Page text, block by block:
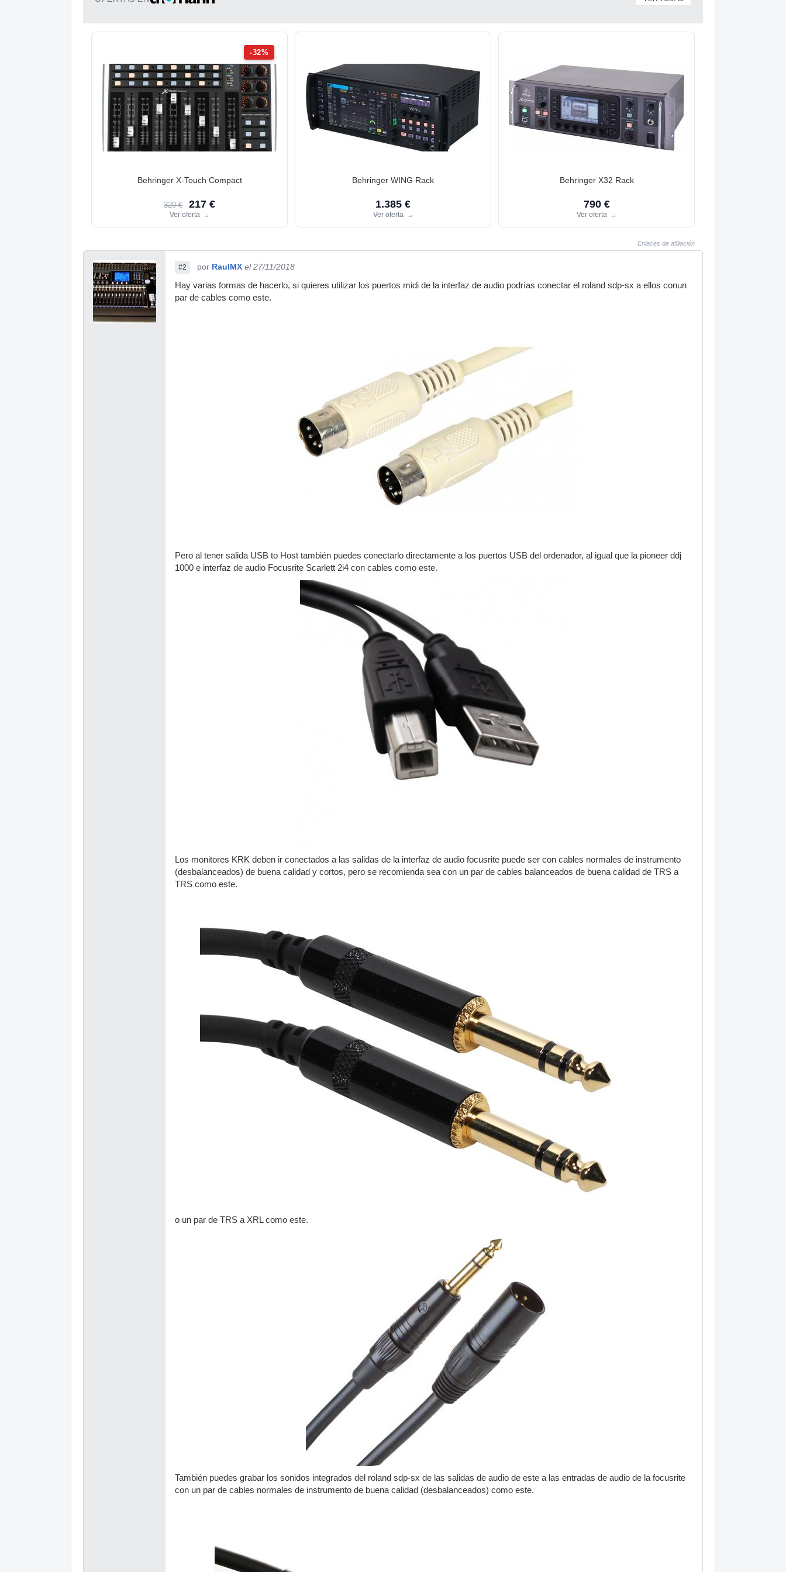
-32%
Behringer X-Touch Compact
320 € 217 €
Ver oferta →
Behringer WING Rack
1.385 €
Ver oferta →
Behringer X32 Rack
790 €
Ver oferta →
Enlaces de afiliación
#2 por RaulMX el 27/11/2018
Hay varias formas de hacerlo, si quieres utilizar los puertos midi de la interfaz de audio podrías conectar el roland sdp-sx a ellos conun
par de cables como este.
Pero al tener salida USB to Host también puedes conectarlo directamente a los puertos USB del ordenador, al igual que la pioneer ddj
1000 e interfaz de audio Focusrite Scarlett 2i4 con cables como este.
Los monitores KRK deben ir conectados a las salidas de la interfaz de audio focusrite puede ser con cables normales de instrumento
(desbalanceados) de buena calidad y cortos, pero se recomienda sea con un par de cables balanceados de buena calidad de TRS a
TRS como este.
o un par de TRS a XRL como este.
También puedes grabar los sonidos integrados del roland sdp-sx de las salidas de audio de este a las entradas de audio de la focusrite
con un par de cables normales de instrumento de buena calidad (desbalanceados) como este.